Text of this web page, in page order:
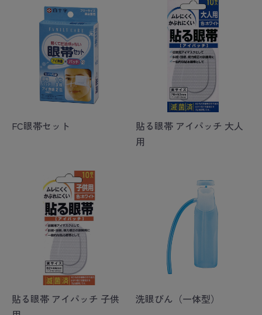
FC眼帯セット
貼る眼帯 アイパッチ 大人
用
貼る眼帯 アイパッチ 子供
洗眼びん（一体型）